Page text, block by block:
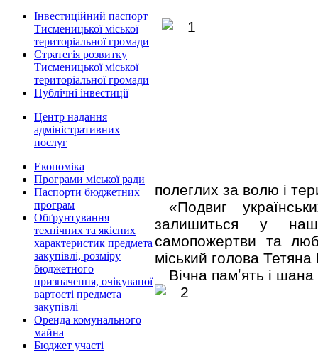
Інвестиційний паспорт
Тисменицької міської
територіальної громади
Стратегія розвитку
Тисменицької міської
територіальної громади
Публічні інвестиції
Центр надання
адміністративних
послуг
Економіка
Програми міської ради
Паспорти бюджетних
програм
Обґрунтування
технічних та якісних
характеристик предмета
закупівлі, розміру
бюджетного
призначення, очікуваної
вартості предмета
закупівлі
Оренда комунального
майна
Бюджет участі
полеглих за волю і
«Подвиг
залишиться у
самопожертви та
міський голова
Вічна памʼять і